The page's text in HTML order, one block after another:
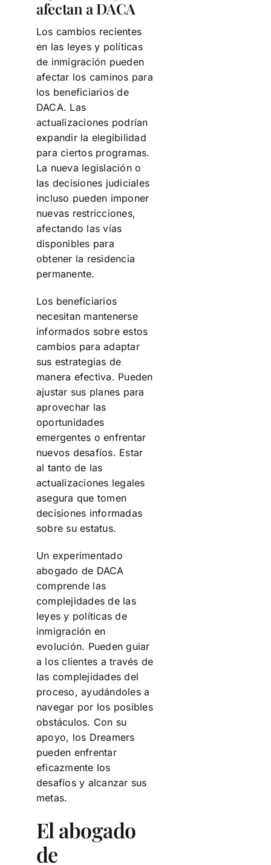
afectan a DACA
Los cambios recientes
en las leyes y políticas
de inmigración pueden
afectar los caminos para
los beneficiarios de
DACA. Las
actualizaciones podrían
expandir la elegibilidad
para ciertos programas.
La nueva legislación o
las decisiones judiciales
incluso pueden imponer
nuevas restricciones,
afectando las vías
disponibles para
obtener la residencia
permanente.
Los beneficiarios
necesitan mantenerse
informados sobre estos
cambios para adaptar
sus estrategias de
manera efectiva. Pueden
ajustar sus planes para
aprovechar las
oportunidades
emergentes o enfrentar
nuevos desafíos. Estar
al tanto de las
actualizaciones legales
asegura que tomen
decisiones informadas
sobre su estatus.
Un experimentado
abogado de DACA
comprende las
complejidades de las
leyes y políticas de
inmigración en
evolución. Pueden guiar
a los clientes a través de
las complejidades del
proceso, ayudándoles a
navegar por los posibles
obstáculos. Con su
apoyo, los Dreamers
pueden enfrentar
eficazmente los
desafíos y alcanzar sus
metas.
El abogado
de